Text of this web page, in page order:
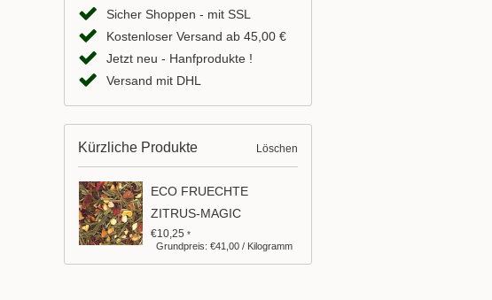
Sicher Shoppen - mit SSL
Kostenloser Versand ab 45,00 €
Jetzt neu - Hanfprodukte !
Versand mit DHL
Kürzliche Produkte Löschen
ECO FRUECHTE
ZITRUS-MAGIC
€10,25*
Grundpreis: €41,00 / Kilogramm